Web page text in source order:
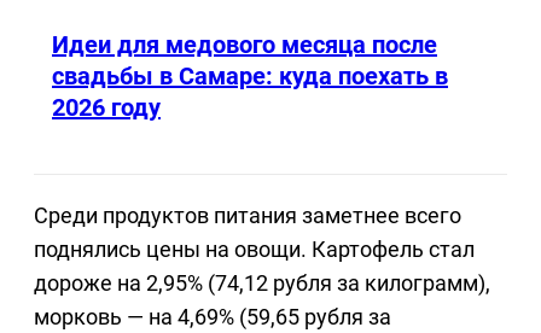
Идеи для медового месяца после
свадьбы в Самаре: куда поехать в
2026 году
Среди продуктов питания заметнее всего
поднялись цены на овощи. Картофель стал
дороже на 2,95% (74,12 рубля за килограмм),
морковь — на 4,69% (59,65 рубля за